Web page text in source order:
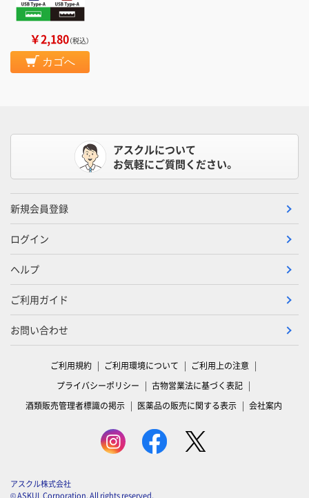
￥2,180（税込）
カゴへ
アスクルについて
お気軽にご質問ください。
新規会員登録
ログイン
ヘルプ
ご利用ガイド
お問い合わせ
ご利用規約 ご利用環境について
ご利用上の注意
プライバシーポリシー
古物営業法に基づく表記
酒類販売管理者標識の掲示
医薬品の販売に関する表示 会社案内
アスクル株式会社
© ASKUL Corporation. All rights reserved.